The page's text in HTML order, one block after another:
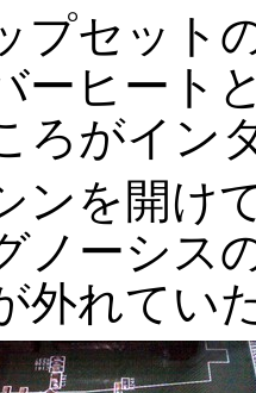
プセット
ーヒート
ろがイン
を開け
ノーシス
外れてい